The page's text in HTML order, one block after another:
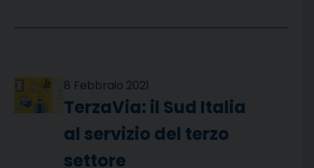
8 Febbraio 2021
TerzaVia: il Sud Italia
al servizio del terzo
settore